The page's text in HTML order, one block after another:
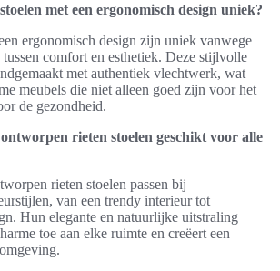
met een ergonomisch design uniek?
ergonomisch design zijn uniek vanwege
tussen comfort en esthetiek. Deze stijlvolle
met authentiek vlechtwerk, wat
meubels die niet alleen goed zijn voor het
de gezondheid.
rieten stoelen geschikt voor alle
rieten stoelen passen bij
van een trendy interieur tot
Hun elegante en natuurlijke uitstraling
toe aan elke ruimte en creëert een